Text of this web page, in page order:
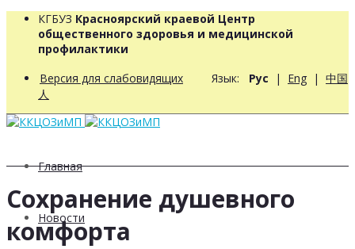
КГБУЗ Красноярский краевой Центр
общественного здоровья и медицинской
профилактики
Версия для слабовидящих Язык: Рус | Eng | 中国
人
Главная
Новости
Сохранение душевного
комфорта